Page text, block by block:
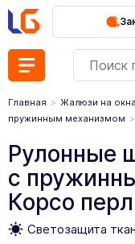
Главная Жалюзи на окна
пружинным механизмом
Рулонные
с
Корсо
Светозащита